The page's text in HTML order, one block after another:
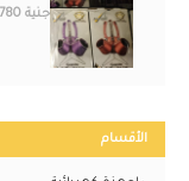
جنية 780
الأقسام